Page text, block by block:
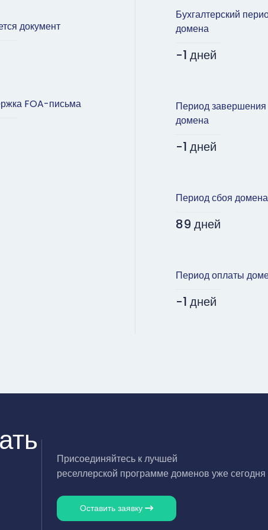
документ
FOA-письма
Бухгалтерский
домена
-1 дней
Период завершения
домена
-1 дней
Период сбоя домена
89 дней
Период оплаты
-1 дней
Присоединяйтесь к лучшей
реселлерской программе доменов уже сегодня
Оставить заявку